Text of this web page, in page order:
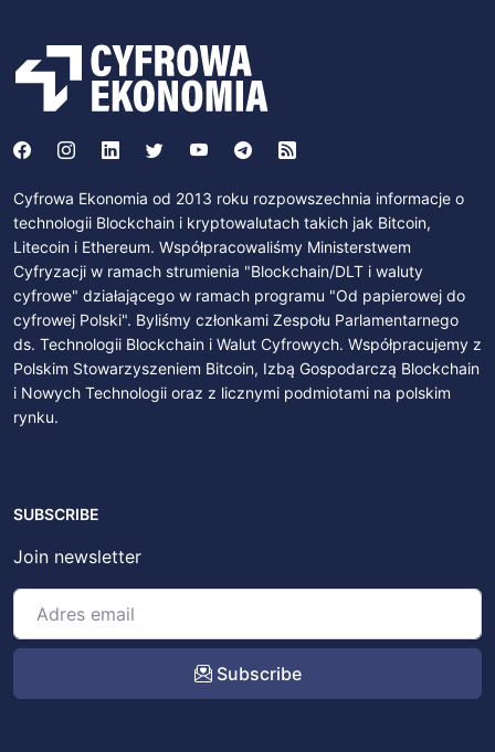
Cyfrowa Ekonomia od 2013 roku rozpowszechnia informacje o
technologii Blockchain i kryptowalutach takich jak Bitcoin,
Litecoin i Ethereum. Współpracowaliśmy Ministerstwem
Cyfryzacji w ramach strumienia "Blockchain/DLT i waluty
cyfrowe" działającego w ramach programu "Od papierowej do
cyfrowej Polski". Byliśmy członkami Zespołu Parlamentarnego
ds. Technologii Blockchain i Walut Cyfrowych. Współpracujemy z
Polskim Stowarzyszeniem Bitcoin, Izbą Gospodarczą Blockchain
i Nowych Technologii oraz z licznymi podmiotami na polskim
rynku.
SUBSCRIBE
Join newsletter
Subscribe